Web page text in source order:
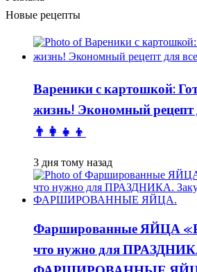
Новые рецепты
Вареники с картошкой:
жизнь! Экономный рецепт
👨👩👧👦
3 дня тому назад
Фаршированные ЯЙЦА
что нужно для